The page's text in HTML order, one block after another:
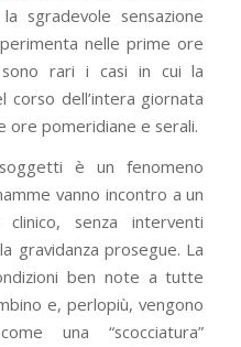
sgradevole sensazione
nelle prime ore
rari i casi in cui la
dell’intera giornata
ore pomeridiane e serali.
è un fenomeno
vanno incontro a un
clinico, senza interventi
gravidanza prosegue. La
ben note a tutte
e, perlopiù, vengono
una “scocciatura”